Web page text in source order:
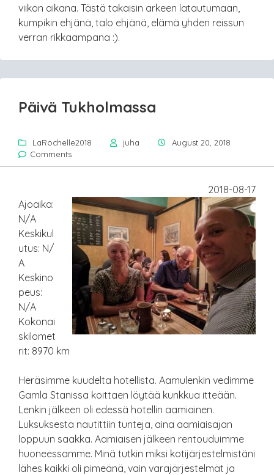
viikon aikana. Tästä takaisin arkeen latautumaan,
kumpikin ehjänä, talo ehjänä, elämä yhden reissun
verran rikkaampana :).
Päivä Tukholmassa
LaRochelle2018 juha
August 20, 2018
Comments
2018-08-17
Ajoaika:
N/A
Keskikul
utus: N/
A
Keskino
peus:
N/A
Kokonai
skilomet
rit: 8970 km
Heräsimme kuudelta hotellista. Aamulenkin vedimme
Gamla Stanissa koittaen löytää kunkkua itteään.
Lenkin jälkeen oli edessä hotellin aamiainen.
Luksuksesta nautittiin tunteja, aina aamiaisajan
loppuun saakka. Aamiaisen jälkeen rentouduimme
huoneessamme. Minä tutkin miksi kotijärjestelmistäni
lähes kaikki oli pimeänä, vain varajärjestelmät ja